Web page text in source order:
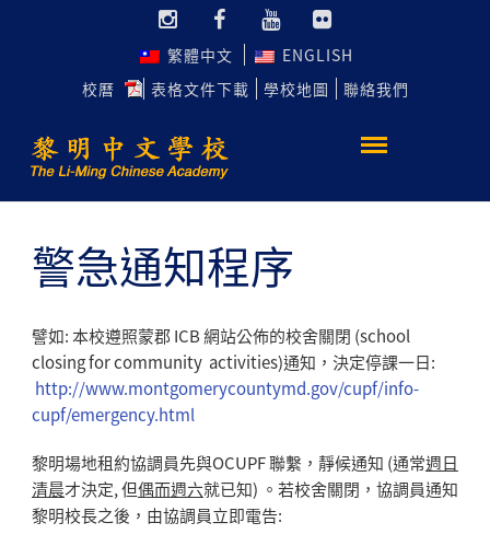
繁體中文
ENGLISH
校曆
表格文件下載 學校地圖 聯絡我們
警急通知程序
譬如: 本校遵照蒙郡 ICB 網站公佈的校舍關閉 (school
closing for community activities)通知，決定停課一日:
http://www.montgomerycountymd.gov/cupf/info-
cupf/emergency.html
黎明場地租約協調員先與OCUPF 聯繫，靜候通知 (通常週日
清晨才決定, 但偶而週六就已知) 。若校舍關閉，協調員通知
黎明校長之後，由協調員立即電告: